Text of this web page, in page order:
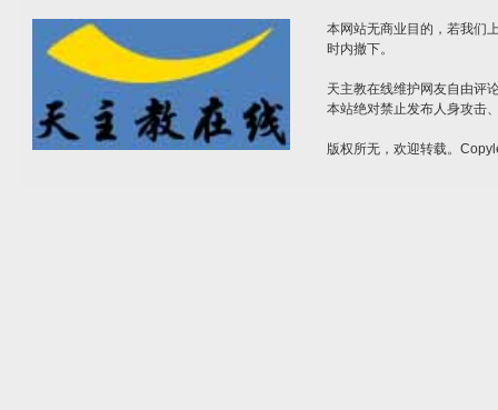
本网站无商业目的，若我们
时内撤下。
天主教在线维护网友自由评
本站绝对禁止发布人身攻击
版权所无，欢迎转载。